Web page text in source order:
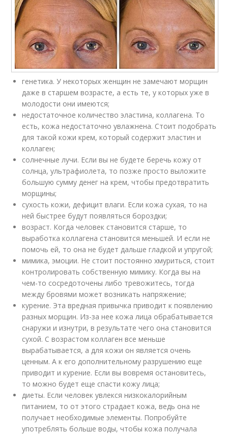
генетика. У некоторых женщин не замечают морщин
даже в старшем возрасте, а есть те, у которых уже в
молодости они имеются;
недостаточное количество эластина, коллагена. То
есть, кожа недостаточно увлажнена. Стоит подобрать
для такой кожи крем, который содержит эластин и
коллаген;
солнечные лучи. Если вы не будете беречь кожу от
солнца, ультрафиолета, то позже просто выложите
большую сумму денег на крем, чтобы предотвратить
морщины;
сухость кожи, дефицит влаги. Если кожа сухая, то на
ней быстрее будут появляться бороздки;
возраст. Когда человек становится старше, то
выработка коллагена становится меньшей. И если не
помочь ей, то она не будет дальше гладкой и упругой;
мимика, эмоции. Не стоит постоянно хмуриться, стоит
контролировать собственную мимику. Когда вы на
чем-то сосредоточены либо тревожитесь, тогда
между бровями может возникать напряжение;
курение. Эта вредная привычка приводит к появлению
разных морщин. Из-за нее кожа лица обрабатывается
снаружи и изнутри, в результате чего она становится
сухой. С возрастом коллаген все меньше
вырабатывается, а для кожи он является очень
ценным. А к его дополнительному разрушению еще
приводит и курение. Если вы вовремя остановитесь,
то можно будет еще спасти кожу лица;
диеты. Если человек увлекся низкокалорийным
питанием, то от этого страдает кожа, ведь она не
получает необходимые элементы. Попробуйте
употреблять больше воды, чтобы кожа получала